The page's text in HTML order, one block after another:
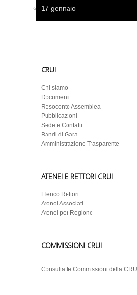
17 gennaio
CRUI
Chi siamo
Documenti
Resoconto Assemblea
Pubblicazioni
Sede e Contatti
Bandi di Gara
Amministrazione Trasparente
ATENEI E RETTORI CRUI
Elenco Rettori
Atenei Associati
Atenei per Regione
COMMISSIONI CRUI
Consulta le Commissioni della CRUI